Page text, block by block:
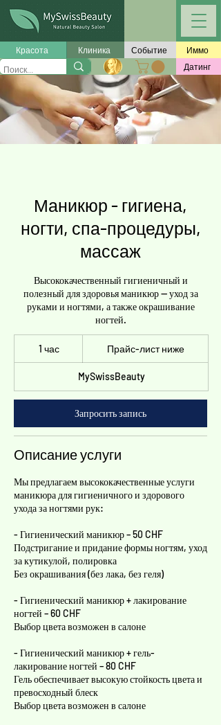
Красота Клиника Событие
Иммо
Датинг
Маникюр - гигиена,
ногти, спа-процедуры,
массаж
Высококачественный гигиеничный и
полезный для здоровья маникюр — уход за
руками и ногтями, а также окрашивание
ногтей.
1 час1
ч
Прайс-лист ниже
MySwissBeauty
Запросить запись
Описание услуги
Мы предлагаем высококачественные услуги
маникюра для гигиеничного и здорового
ухода за ногтями рук:
- Гигиенический маникюр – 50 CHF
Подстригание и придание формы ногтям, уход
за кутикулой, полировка
Без окрашивания (без лака, без геля)
- Гигиенический маникюр + лакирование
ногтей – 60 CHF
Выбор цвета возможен в салоне
- Гигиенический маникюр + гель-
лакирование ногтей – 80 CHF
Гель обеспечивает высокую стойкость цвета и
превосходный блеск
Выбор цвета возможен в салоне